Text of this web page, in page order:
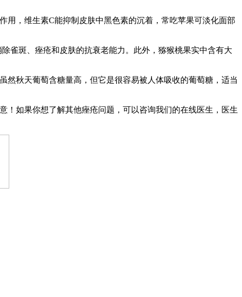
用，维生素C能抑制皮肤中黑色素的沉着，常吃苹果可淡化面部
雀斑、痤疮和皮肤的抗衰老能力。此外，猕猴桃果实中含有大
然秋天葡萄含糖量高，但它是很容易被人体吸收的葡萄糖，适当
！如果你想了解其他痤疮问题，可以咨询我们的在线医生，医生